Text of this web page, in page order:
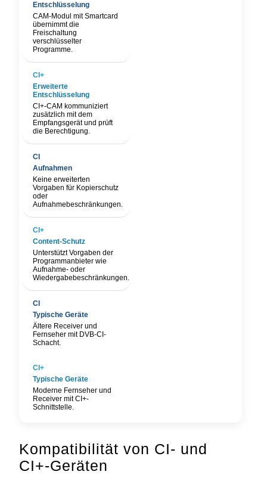
Entschlüsselung
CAM-Modul mit Smartcard
übernimmt die
Freischaltung
verschlüsselter
Programme.
Erweiterte
Entschlüsselung
CI+-CAM kommuniziert
zusätzlich mit dem
Empfangsgerät und prüft
die Berechtigung.
Aufnahmen
Keine erweiterten
Vorgaben für Kopierschutz
oder
Aufnahmebeschränkungen.
Content-Schutz
Unterstützt Vorgaben der
Programmanbieter wie
Aufnahme- oder
Wiedergabebeschränkungen.
Typische Geräte
Ältere Receiver und
Fernseher mit DVB-CI-
Schacht.
Typische Geräte
Moderne Fernseher und
Receiver mit CI+-
Schnittstelle.
Kompatibilität von CI- und
CI+-Geräten